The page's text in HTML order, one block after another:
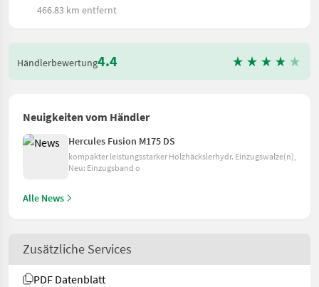
466.83 km entfernt
Händlerbewertung4.4
Neuigkeiten vom Händler
Hercules Fusion M175 DS
kompakter leistungsstarker Holzhäckslerhydr. Einzugswalze(n),
Neu: Einzugsband o
Alle News
Zusätzliche Services
PDF Datenblatt